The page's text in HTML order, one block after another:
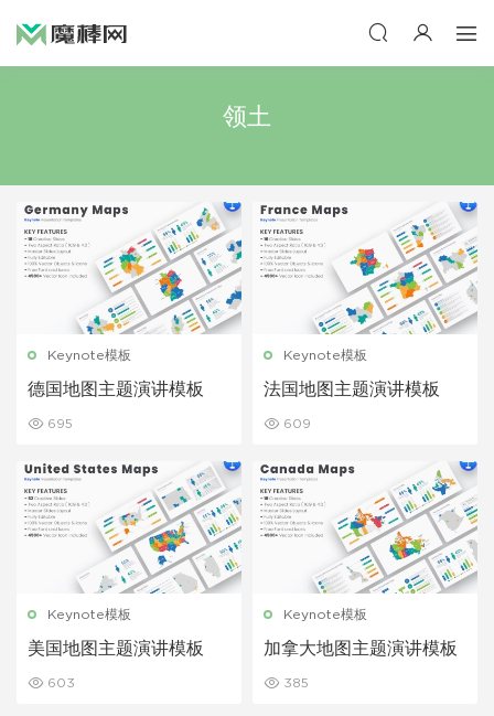
领土
Keynote模板
德国地图主题演讲模板
695
Keynote模板
法国地图主题演讲模板
609
Keynote模板
美国地图主题演讲模板
603
Keynote模板
加拿大地图主题演讲模板
385